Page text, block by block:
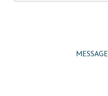
MESSAGE